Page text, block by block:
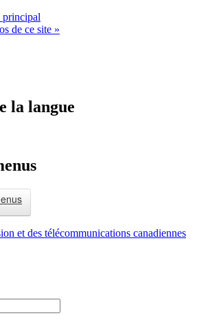
principal
de ce site »
la langue
et des télécommunications canadiennes